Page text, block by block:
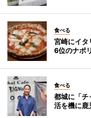
食べる
宮崎にイ
6位のナポ
食べる
都城に「
活を機に鹿